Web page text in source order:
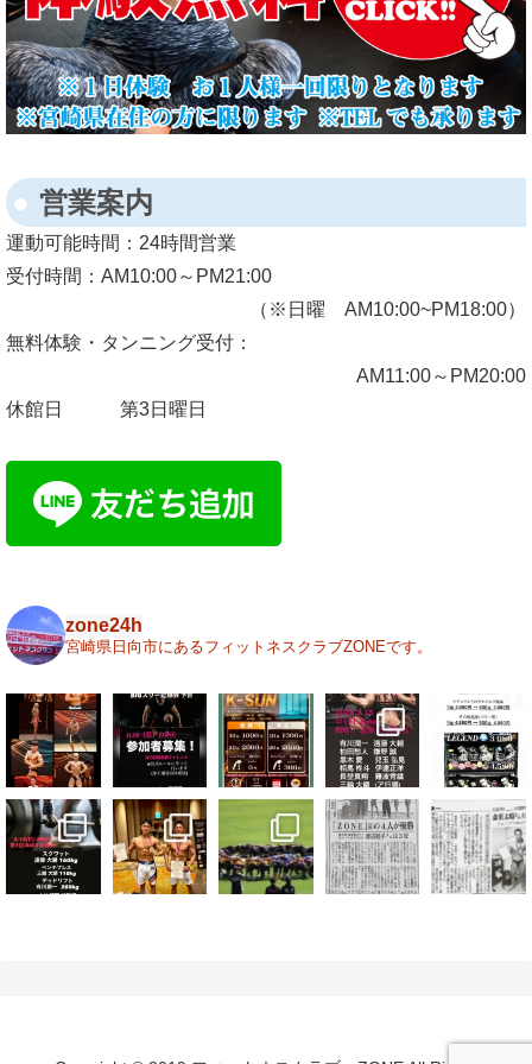
営業案内
運動可能時間： 24時間営業
受付時間： AM10:00～PM21:00
（※日曜 AM10:00~PM18:00）
無料体験・タンニング受付：
AM11:00～PM20:00
休館日 第3日曜日
zone24h
宮崎県日向市にあるフィットネスクラブZONEです。